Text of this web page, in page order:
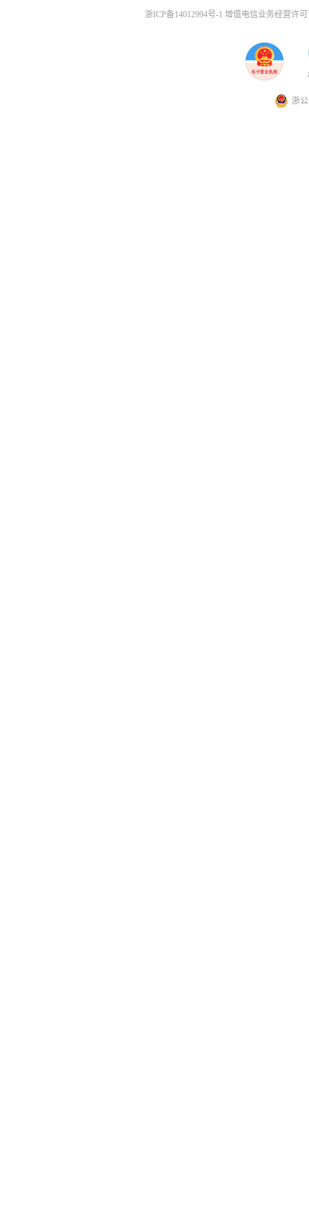
浙ICP备14012994号-1 增值电信业务经营许
浙公